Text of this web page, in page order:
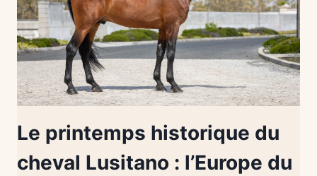
Le printemps historique du
cheval Lusitano : l’Europe du